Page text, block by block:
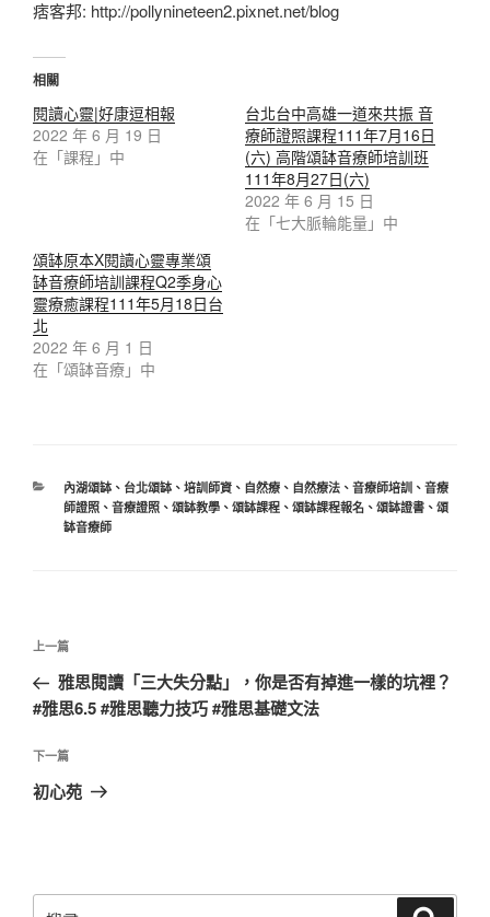
痞客邦: http://pollynineteen2.pixnet.net/blog
相關
閱讀心靈|好康逗相報
2022 年 6 月 19 日
在「課程」中
台北台中高雄一道來共振 音
療師證照課程111年7月16日
(六) 高階頌缽音療師培訓班
111年8月27日(六)
2022 年 6 月 15 日
在「七大脈輪能量」中
頌缽原本X閱讀心靈專業頌
缽音療師培訓課程Q2季身心
靈療癒課程111年5月18日台
北
2022 年 6 月 1 日
在「頌缽音療」中
分
類
內湖頌缽、 台北頌缽、 培訓師資、 自然療、 自然療法、 音療師培訓 、 音療
師證照、 音療證照、 頌缽教學、 頌缽課程、 頌缽課程報名、 頌缽證書、 頌
缽音療師
文
導
覽
上
一
篇
章
上一篇
雅思閱讀「三大失分點」，你是否有掉進一樣的坑裡？
#雅思6.5 #雅思聽力技巧 #雅思基礎文法
下
一
下一篇
初心苑